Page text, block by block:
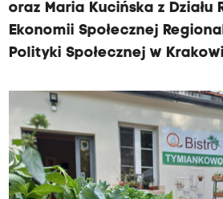
oraz Maria Kucińska z Działu
Ekonomii Społecznej
Polityki Społecznej w